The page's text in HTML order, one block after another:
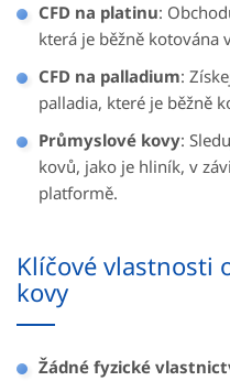
CFD na platinu:
která je běžně kotována
CFD na palladium:
palladia, které je běžně
Průmyslové kovy:
kovů, jako je hliník, v
platformě.
Klíčové vlastnosti
kovy
Žádné fyzické